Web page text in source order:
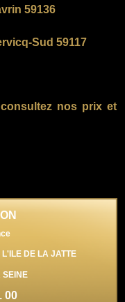
59136
Sud 59117
nos prix et
DE LA JATTE
SEINE
00